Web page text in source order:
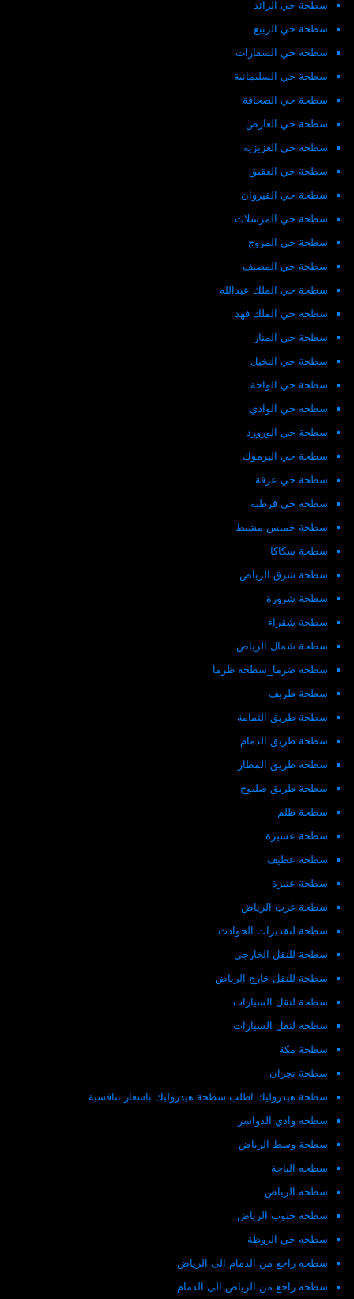
سطحة حي الرائد
سطحة حي الربيع
سطحة حي السفارات
سطحة حي السليمانية
سطحة حي الصحافة
سطحة حي العارض
سطحة حي العزيزية
سطحة حي العقيق
سطحة حي القيروان
سطحة حي المرسلات
سطحة حي المروج
سطحة حي المصيف
سطحة حي الملك عبدالله
سطحة حي الملك فهد
سطحة حي المنار
سطحة حي النخيل
سطحة حي الواحة
سطحة حي الوادي
سطحة حي الورورد
سطحة حي اليرموك
سطحة حي عرقة
سطحة حي قرطبة
سطحة خميس مشيط
سطحة سكاكا
سطحة شرق الرياض
سطحة شرورة
سطحة شقراء
سطحة شمال الرياض
سطحة ضرما_سطحة ظرما
سطحة طريف
سطحة طريق الثمامة
سطحة طريق الدمام
سطحة طريق المطار
سطحة طريق صلبوخ
سطحة ظلم
سطحة عشيرة
سطحة عطيف
سطحة عنيزة
سطحة غرب الرياض
سطحة لتقديرات الحوادث
سطحة للنقل الخارجي
سطحة للنقل خارج الرياض
سطحة لنقل السيارات
سطحة لنقل السيارات
سطحة مكة
سطحة نجران
سطحة هيدروليك اطلب سطحة هيدروليك باسعار تنافسية
سطحة وادي الدواسر
سطحة وسط الرياض
سطحه الباحة
سطحه الرياض
سطحه جنوب الرياض
سطحه حي الروظة
سطحه راجع من الدمام الى الرياض
سطحه راجع من الرياض الى الدمام